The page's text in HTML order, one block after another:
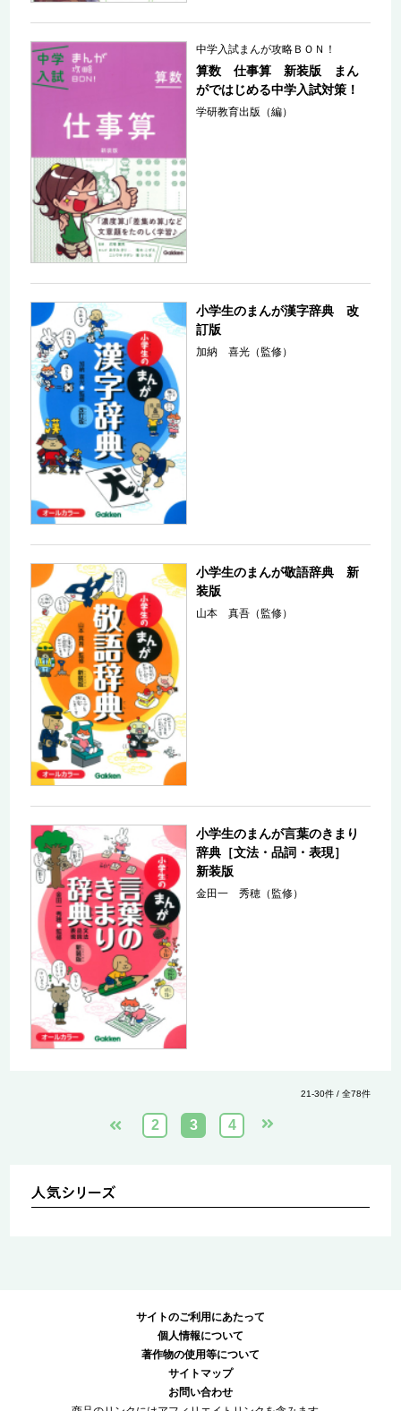
中学入試まんが攻略ＢＯＮ！
算数 仕事算 新装版 まん
がではじめる中学入試対策！
学研教育出版（編）
小学生のまんが漢字辞典 改
訂版
加納 喜光（監修）
小学生のまんが敬語辞典 新
装版
山本 真吾（監修）
小学生のまんが言葉のきまり
辞典［文法・品詞・表現］
新装版
金田一 秀穂（監修）
21-30件 / 全78件
2 3 4
サイトのご利用にあたって
個人情報について
著作物の使用等について
サイトマップ
お問い合わせ